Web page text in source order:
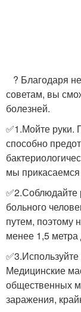
?​ Благодаря
советам, вы
болезней.
✅1.Мойте руки.
способно
мы
✅2.Соблюдайте
больного
путем, поэтому
менее 1,5 метра
Медицинские
общественных
заражения,